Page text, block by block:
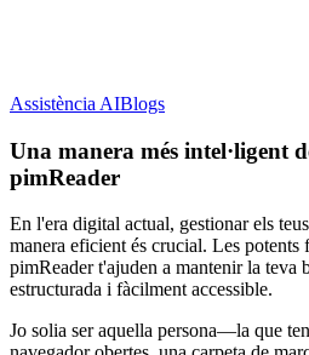
Assistència AIBlogs
Una manera més intel·ligent
pimReader
En l'era digital actual, gestionar els
manera eficient és crucial. Les
pimReader t'ajuden a mantenir la teva
estructurada i fàcilment accessible.
Jo solia ser aquella persona—la que